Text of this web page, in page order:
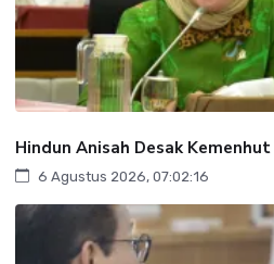
Hindun Anisah Desak
6 Agustus 2026, 07:02:16